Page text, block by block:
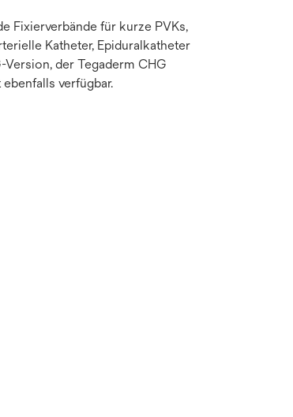
Fixierverbände für kurze PVKs,
Katheter, Epiduralkatheter
Version, der Tegaderm CHG
verfügbar.